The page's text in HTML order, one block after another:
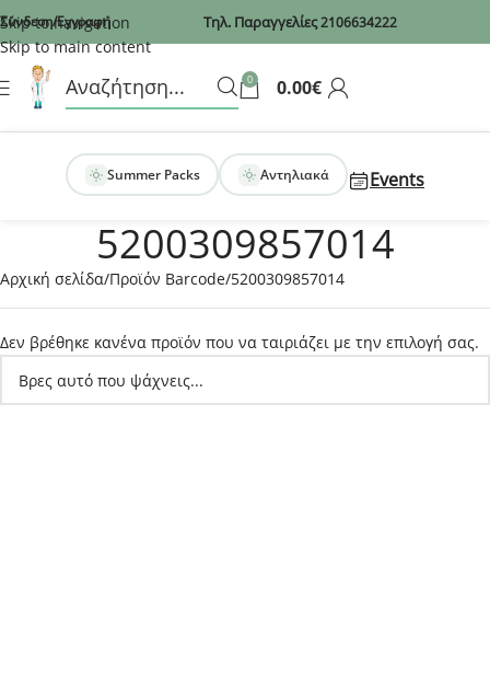
Recaptcha
Skip to navigation
Skip to main content
Σύνδεση/Εγγραφή Τηλ. Παραγγελίες2106634222
0 0.00€
Summer Packs Αντηλιακά Events
5200309857014
Αρχική σελίδα Προϊόν Barcode 5200309857014
Δεν βρέθηκε κανένα προϊόν που να ταιριάζει με την επιλογή σας.